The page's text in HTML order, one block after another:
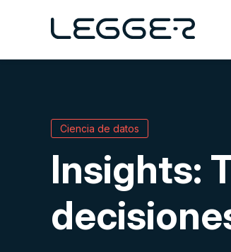
Consultoria Estratégica
Marketing & Comunicaciones
Implementación & Desarrollo
Ciencia de datos
Insights: